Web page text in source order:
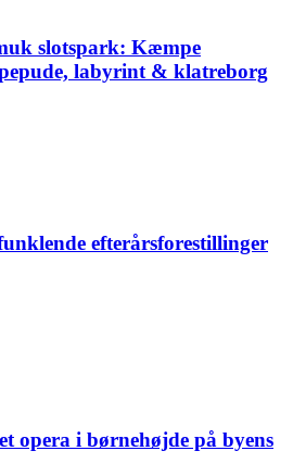
slotspark: Kæmpe
labyrint & klatreborg
efterårsforestillinger
opera i børnehøjde på byens